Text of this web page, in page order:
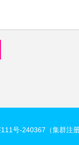
号-240367（集群注